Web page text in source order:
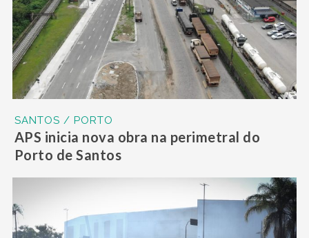
SANTOS / PORTO
APS inicia nova obra na perimetral do
Porto de Santos